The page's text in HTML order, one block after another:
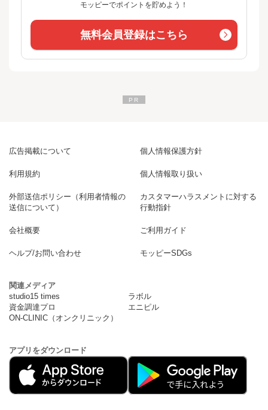
モッピーでポイントを貯めよう！
無料会員登録はこちら
広告掲載について 個人情報保護方針
利用規約 個人情報取り扱い
外部送信ポリシー（利用者情報の
送信について）
カスタマーハラスメントに対する
行動指針
会社概要 ご利用ガイド
ヘルプ/お問い合わせ モッピーSDGs
関連メディア
studio15 times
ラボル
資金調達プロ
エニピル
ON-CLINIC（オンクリニック）
アプリをダウンロード